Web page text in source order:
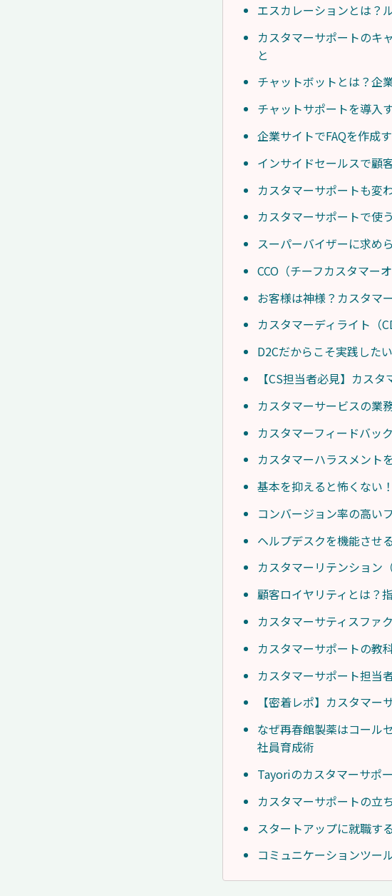
エスカレーションとは？
カスタマーサポートのキ
と
チャットボットとは？企
チャットサポートを導入
企業サイトでFAQを作成
インサイドセールスで顧
カスタマーサポートも変
カスタマーサポートで使
スーパーバイザーに求め
CCO（チーフカスタマー
お客様は神様？カスタマ
カスタマーディライト（
D2Cだからこそ実践した
【CS担当者必見】カス
カスタマーサービスの業
カスタマーフィードバッ
カスタマーハラスメント
基本を抑えると怖くない
コンバージョン率の高い
ヘルプデスクを機能させ
カスタマーリテンション
顧客ロイヤリティとは？
カスタマーサティスファ
カスタマーサポートの教
カスタマーサポート担当
【密着レポ】カスタマ
なぜ再春館製薬はコール
社員育成術
Tayoriのカスタマーサポ
カスタマーサポートの立
スタートアップに就職す
コミュニケーションツー